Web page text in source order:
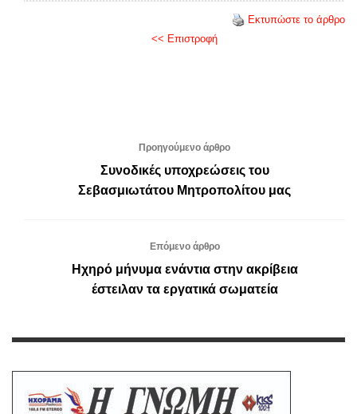
Εκτυπώστε το άρθρο
<< Επιστροφή
Προηγούμενο άρθρο
Συνοδικές υποχρεώσεις του
Σεβασμιωτάτου Μητροπολίτου μας
Επόμενο άρθρο
Ηχηρό μήνυμα ενάντια στην ακρίβεια
έστειλαν τα εργατικά σωματεία